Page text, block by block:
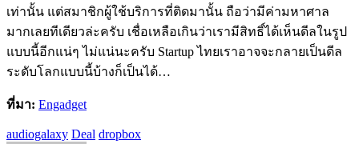
เท่านั้น แต่สมาชิกผู้ใช้บริการที่ติดมานั้น ถือว่ามีค่ามหาศาล
มากเลยทีเดียวล่ะครับ เชื่อเหลือเกินว่าเรามีสิทธิ์ได้เห็นดีลในรูป
แบบนี้อีกแน่ๆ ไม่แน่นะครับ Startup ไทยเราอาจจะกลายเป็นดีล
ระดับโลกแบบนี้บ้างก็เป็นได้…
ที่มา: Engadget
audiogalaxy Deal dropbox